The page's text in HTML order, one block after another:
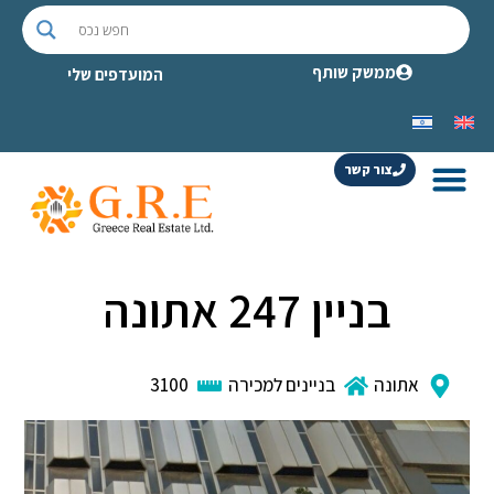
ממשק שותף המועדפים שלי
צור קשר
בניין 247 אתונה
אתונה בניינים למכירה 3100